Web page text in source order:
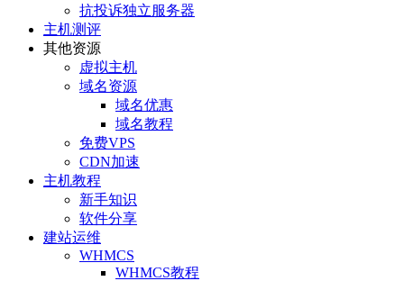
抗投诉独立服务器
主机测评
其他资源
虚拟主机
域名资源
域名优惠
域名教程
免费VPS
CDN加速
主机教程
新手知识
软件分享
建站运维
WHMCS
WHMCS教程